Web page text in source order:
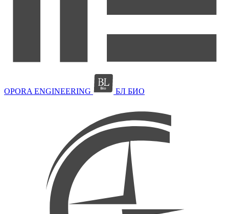
OPORA ENGINEERING БЛ БИО